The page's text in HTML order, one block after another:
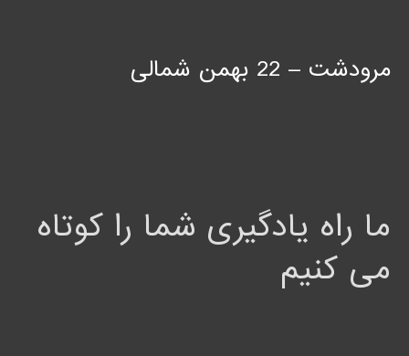
مرودشت – 22 بهمن شمالی
ما راه یادگیری شما را کوتاه
می کنیم